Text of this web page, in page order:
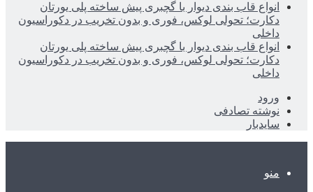
انواع قاب بندی دیوار با گچبری پیش ساخته پلی یورتان
دکارت؛ تحولی لوکس، فوری و بدون تخریب در دکوراسیون
داخلی
انواع قاب بندی دیوار با گچبری پیش ساخته پلی یورتان
دکارت؛ تحولی لوکس، فوری و بدون تخریب در دکوراسیون
داخلی
ورود
نوشته تصادفی
سایدبار
منو